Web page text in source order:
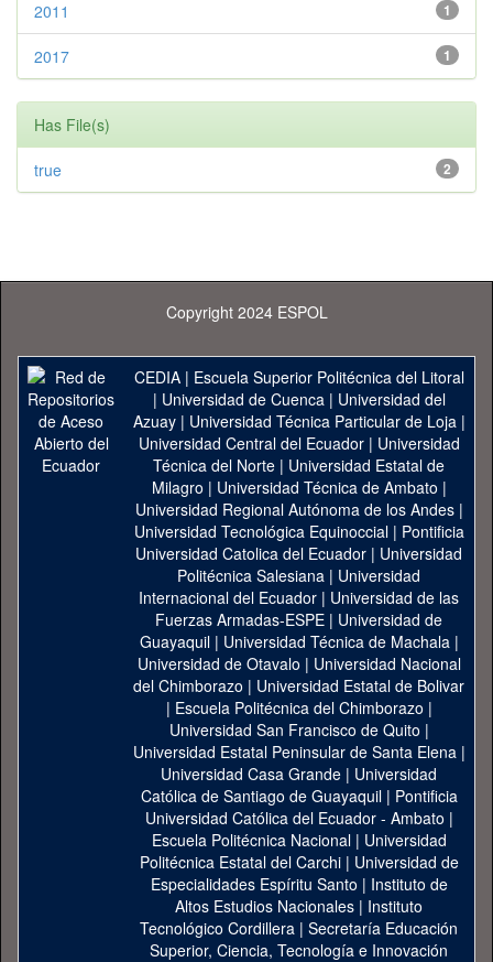
1
2011
1
2017
Has File(s)
2
true
Copyright 2024 ESPOL
CEDIA| Escuela Superior Politécnica del Litoral
| Universidad de Cuenca| Universidad del
Azuay| Universidad Técnica Particular de Loja|
Universidad Central del Ecuador| Universidad
Técnica del Norte | Universidad Estatal de
Milagro | Universidad Técnica de Ambato |
Universidad Regional Autónoma de los Andes|
Universidad Tecnológica Equinoccial| Pontificia
Universidad Catolica del Ecuador | Universidad
Politécnica Salesiana | Universidad
Internacional del Ecuador | Universidad de las
Fuerzas Armadas-ESPE | Universidad de
Guayaquil| Universidad Técnica de Machala|
Universidad de Otavalo | Universidad Nacional
del Chimborazo | Universidad Estatal de Bolivar
| Escuela Politécnica del Chimborazo |
Universidad San Francisco de Quito |
Universidad Estatal Peninsular de Santa Elena|
Universidad Casa Grande | Universidad
Católica de Santiago de Guayaquil| Pontificia
Universidad Católica del Ecuador - Ambato |
Escuela Politécnica Nacional| Universidad
Politécnica Estatal del Carchi| Universidad de
Especialidades Espíritu Santo | Instituto de
Altos Estudios Nacionales | Instituto
Tecnológico Cordillera | Secretaría Educación
Superior, Ciencia, Tecnología e Innovación